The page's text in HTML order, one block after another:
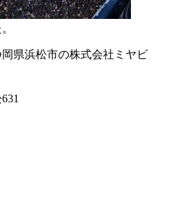
県浜松市の株式会社ミヤビ